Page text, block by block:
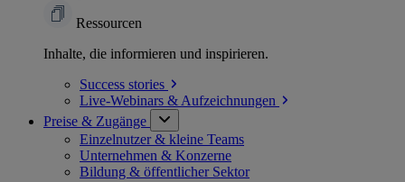
Ressourcen
Inhalte, die informieren und inspirieren.
Success stories
Live-Webinars & Aufzeichnungen
Preise & Zugänge
Einzelnutzer & kleine Teams
Unternehmen & Konzerne
Bildung & öffentlicher Sektor